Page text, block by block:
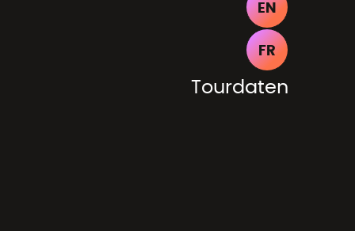
EN
FR
Tourdaten